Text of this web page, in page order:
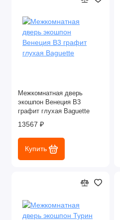
Межкомнатная дверь
экошпон Венеция В3
графит глухая Baguette
13567 ₽
Купить